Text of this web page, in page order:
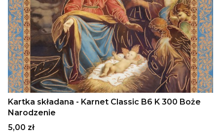
Kartka składana - Karnet Classic B6 K 300 Boże
Narodzenie
Cena
5,00 zł